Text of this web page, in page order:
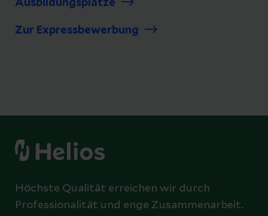
Ausbildungsplätze
Zur Expressbewerbung
Höchste Qualität erreichen wir durch
Professionalität und enge Zusammenarbeit.